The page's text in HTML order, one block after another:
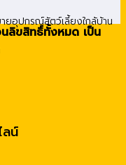
ายอุปกรณ์สัตว์เลี้ยงใกล้บ้าน
นลิขสิทธิ์ทั้งหมด เป็น
น์